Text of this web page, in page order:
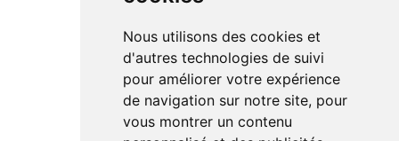
Nous utilisons des cookies et
d'autres technologies de suivi
pour améliorer votre expérience
de navigation sur notre site, pour
vous montrer un contenu